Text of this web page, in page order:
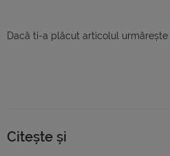
Dacă ti-a plăcut articolul urmărește
Citește și